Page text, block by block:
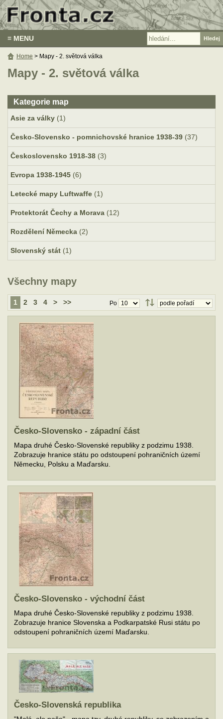
≡ MENU
Mapy - 2. světová válka
Kategorie map
Asie za války (1)
Česko-Slovensko - pomnichovské hranice 1938-39 (37)
Československo 1918-38 (3)
Evropa 1938-1945 (6)
Letecké mapy Luftwaffe (1)
Protektorát Čechy a Morava (12)
Rozdělení Německa (2)
Slovenský stát (1)
Všechny mapy
1 2 3 4 > >> Po
Česko-Slovensko - západní část
Mapa druhé Česko-Slovenské republiky z podzimu 1938.
Zobrazuje hranice státu po odstoupení pohraničních území
Německu, Polsku a Maďarsku.
Česko-Slovensko - východní část
Mapa druhé Česko-Slovenské republiky z podzimu 1938.
Zobrazuje hranice Slovenska a Podkarpatské Rusi státu po
odstoupení pohraničních území Maďarsku.
Česko-Slovenská republika
Home > Mapy - 2. světová válka